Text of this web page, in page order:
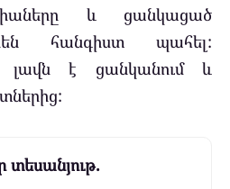
և ցանկացած
հանգիստ պահել:
լավն է ցանկանում և
տեսանյութ.